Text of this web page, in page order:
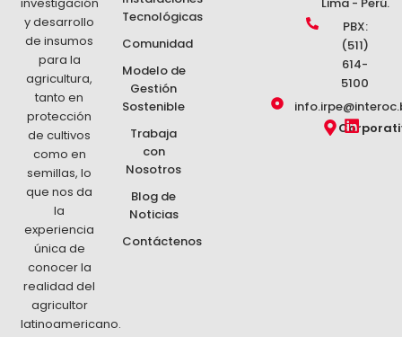
y desarrollo
de insumos
para la
agricultura,
tanto en
protección
de cultivos
como en
semillas, lo
que nos da
la
experiencia
única de
conocer la
realidad del
agricultor
latinoamericano.
Tecnológicas
Comunidad
Modelo de
Gestión
Sostenible
Trabaja
con
Nosotros
Blog de
Noticias
Contáctenos
PBX:
(511)
614-
5100
L
i